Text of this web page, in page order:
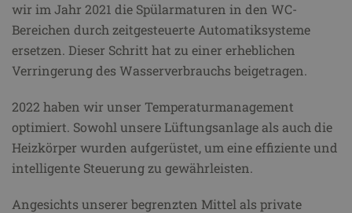
wir im Jahr 2021 die Spülarmaturen in den WC-
Bereichen durch zeitgesteuerte Automatiksysteme
ersetzen. Dieser Schritt hat zu einer erheblichen
Verringerung des Wasserverbrauchs beigetragen.
2022 haben wir unser Temperaturmanagement
optimiert. Sowohl unsere Lüftungsanlage als auch die
Heizkörper wurden aufgerüstet, um eine effiziente und
intelligente Steuerung zu gewährleisten.
Angesichts unserer begrenzten Mittel als private